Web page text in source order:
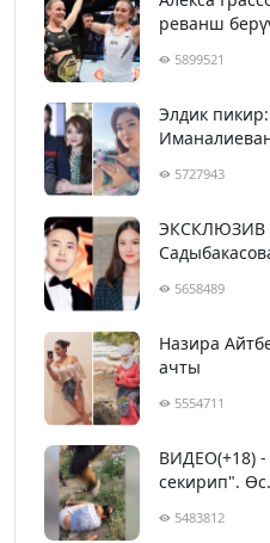
реванш
5899521
Элдик
5727943
ЭКСКЛЮЗИВ
5658489
Назира
ачты
5554711
ВИДЕО(+18)
секирип".
5483812